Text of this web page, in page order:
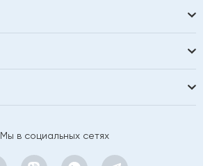
Мы в социальных сетях